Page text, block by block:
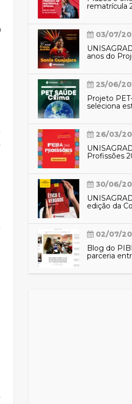
rematrícula
03/07/
anos do
Sônia
25/06/
Projeto
seleciona
do SUS
climáticos
26/03/
Profissões
30/06/
edição da
verdade
02/07/
Blog do
parceria
aproxima